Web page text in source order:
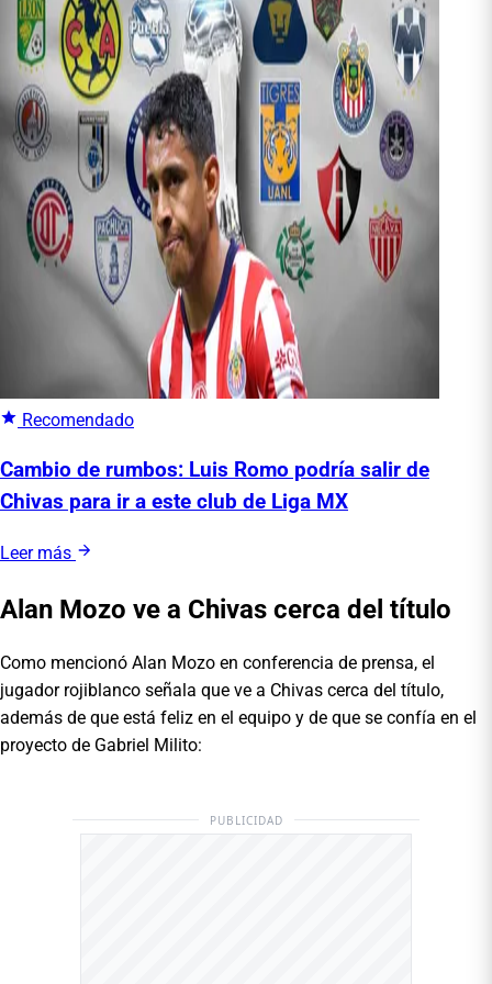
Recomendado
Cambio de rumbos: Luis Romo podría salir de
Chivas para ir a este club de Liga MX
Leer más
Alan Mozo ve a Chivas cerca del título
Como mencionó Alan Mozo en conferencia de prensa, el
jugador rojiblanco señala que ve a Chivas cerca del título,
además de que está feliz en el equipo y de que se confía en el
proyecto de Gabriel Milito:
PUBLICIDAD